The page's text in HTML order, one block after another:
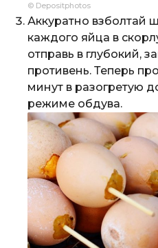
© Depositphotos
Аккуратно
каждого яйца в
отправь в глубокий,
противень. Теперь
минут в разогретую
режиме обдува.